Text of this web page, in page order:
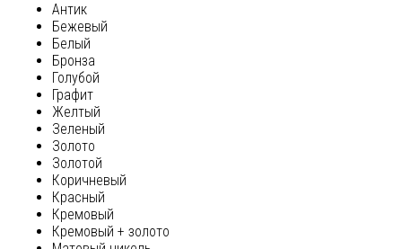
Антик
Бежевый
Белый
Бронза
Голубой
Графит
Желтый
Зеленый
Золото
Золотой
Коричневый
Красный
Кремовый
Кремовый + золото